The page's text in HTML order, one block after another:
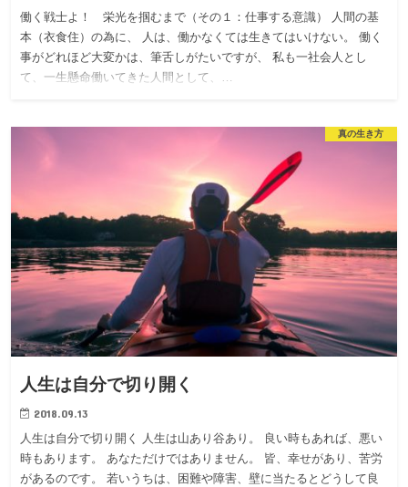
働く戦士よ！ 栄光を掴むまで（その１：仕事する意識） 人間の基
本（衣食住）の為に、 人は、働かなくては生きてはいけない。 働く
事がどれほど大変かは、筆舌しがたいですが、 私も一社会人とし
て、一生懸命働いてきた人間として、…
真の生き方
人生は自分で切り開く
2018.09.13
人生は自分で切り開く 人生は山あり谷あり。 良い時もあれば、悪い
時もあります。 あなただけではありません。 皆、幸せがあり、苦労
があるのです。 若いうちは、困難や障害、壁に当たるとどうして良